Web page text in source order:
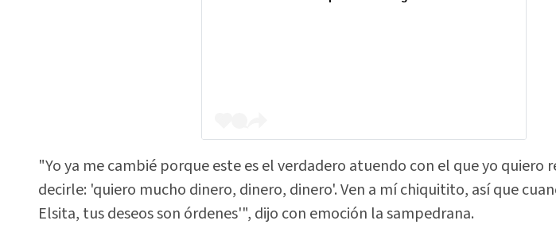
"Yo ya me cambié porque este es el verdadero atuendo con el que yo quiero
decirle: 'quiero mucho dinero, dinero, dinero'. Ven a mí chiquitito, así que
Elsita, tus deseos son órdenes'", dijo con emoción la sampedrana.